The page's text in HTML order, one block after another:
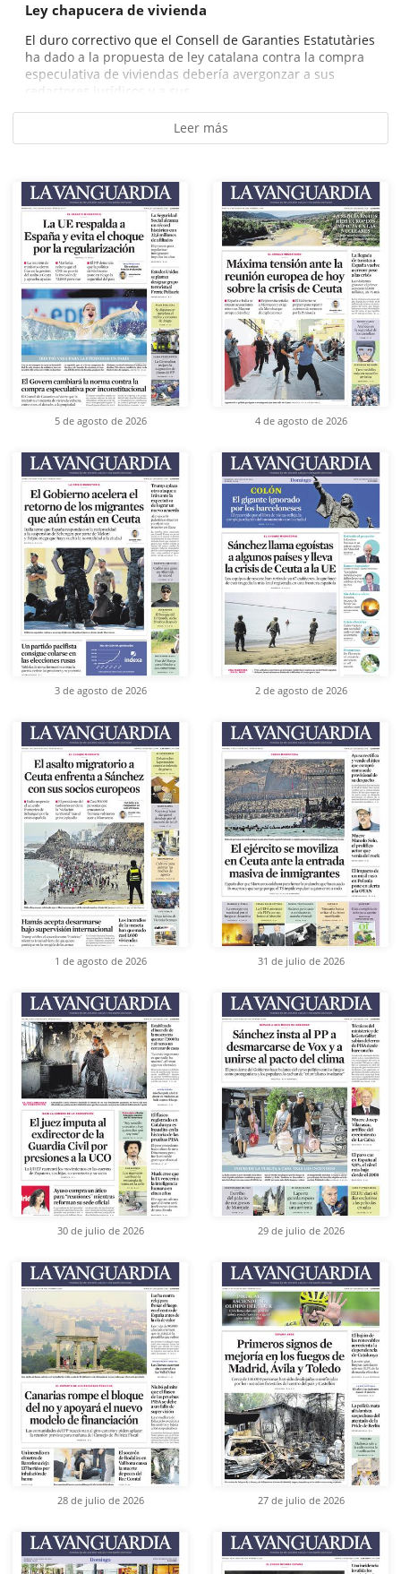
Ley chapucera de vivienda
El duro correctivo que el Consell de Garanties Estatutàries
ha dado a la propuesta de ley catalana contra la compra
especulativa de viviendas debería avergonzar a sus
redactores jurídicos y a sus...
Leer más
5 de agosto de 2026 4 de agosto de 2026
3 de agosto de 2026 2 de agosto de 2026
1 de agosto de 2026 31 de julio de 2026
30 de julio de 2026 29 de julio de 2026
28 de julio de 2026 27 de julio de 2026